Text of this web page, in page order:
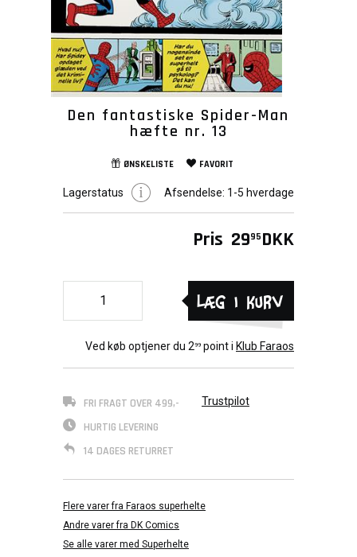
Den fantastiske Spider-Man
hæfte nr. 13
ØNSKELISTE FAVORIT
Lagerstatus Afsendelse: 1-5 hverdage
Pris 2995 DKK
Læg i kurv
Ved køb optjener du 299 point i Klub Faraos
FRI FRAGT OVER 499,-
HURTIG LEVERING
14 DAGES RETURRET
Trustpilot
Flere varer fra Faraos superhelte
Andre varer fra DK Comics
Se alle varer med Superhelte